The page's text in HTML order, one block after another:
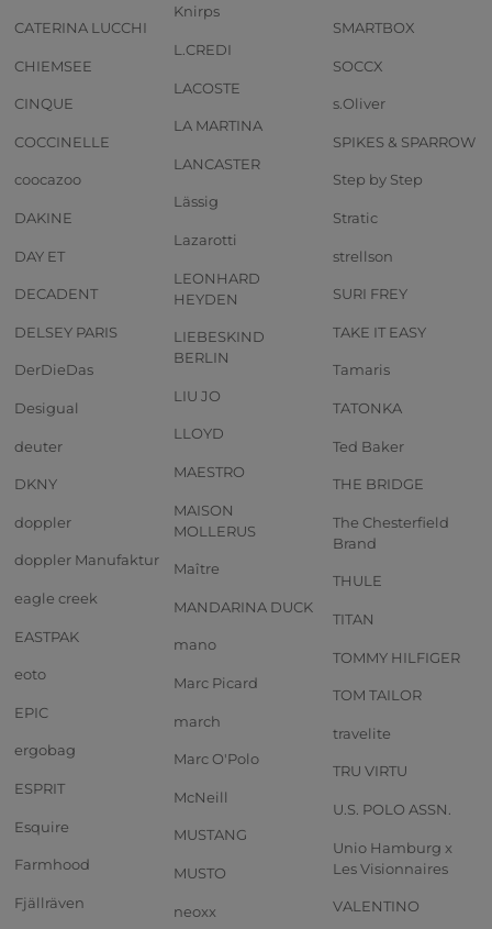
CATERINA LUCCHI
CHIEMSEE
CINQUE
COCCINELLE
coocazoo
DAKINE
DAY ET
DECADENT
DELSEY PARIS
DerDieDas
Desigual
deuter
DKNY
doppler
doppler Manufaktur
eagle creek
EASTPAK
eoto
EPIC
ergobag
ESPRIT
Esquire
Farmhood
Fjällräven
Knirps
L.CREDI
LACOSTE
LA MARTINA
LANCASTER
Lässig
Lazarotti
LEONHARD
HEYDEN
LIEBESKIND
BERLIN
LIU JO
LLOYD
MAESTRO
MAISON
MOLLERUS
Maître
MANDARINA DUCK
mano
Marc Picard
march
Marc O'Polo
McNeill
MUSTANG
MUSTO
neoxx
SMARTBOX
SOCCX
s.Oliver
SPIKES & SPARROW
Step by Step
Stratic
strellson
SURI FREY
TAKE IT EASY
Tamaris
TATONKA
Ted Baker
THE BRIDGE
The Chesterfield
Brand
THULE
TITAN
TOMMY HILFIGER
TOM TAILOR
travelite
TRU VIRTU
U.S. POLO ASSN.
Unio Hamburg x
Les Visionnaires
VALENTINO